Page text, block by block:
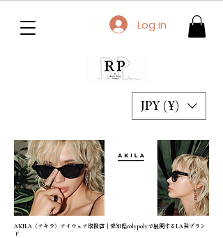
JPY (¥)
Log in
AKILA（アキラ）アイウェア取扱店｜愛知県rolypolyで展開するLA発ブラン
ド